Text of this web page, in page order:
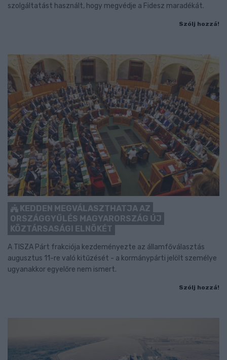
szolgáltatást használt, hogy megvédje a Fidesz maradékát.
Szólj hozzá!
KEDDEN MEGVÁLASZTHATJA AZ
ORSZÁGGYŰLÉS MAGYARORSZÁG ÚJ
KÖZTÁRSASÁGI ELNÖKÉT
A TISZA Párt frakciója kezdeményezte az államfőválasztás
augusztus 11-re való kitűzését - a kormánypárti jelölt személye
ugyanakkor egyelőre nem ismert.
Szólj hozzá!